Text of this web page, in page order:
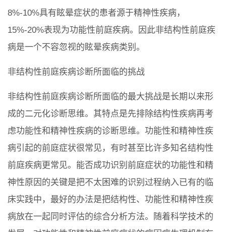
8%-10%具有眩晕症状的患者源于精神性疾病，
15%-20%表现为功能性前庭疾病。因此非结构性前庭疾
病是一个不容忽视的眩晕疾病类别。
非结构性前庭疾病诊断所面临的挑战
非结构性前庭疾病诊断所面临的最大挑战是长期以来形
成的二元化诊断思维。其特点是先排除结构性疾病再考
虑功能性和精神性疾病的诊断思维。功能性和精神性疾
病引起的前庭症状很常见，有时甚至比许多知名结构性
前庭疾病更常见。能否成功识别前庭症状的功能性和精
神性原因的关键是把不太困难的识别过程纳入已有的临
床实践中，最好的办法是把结构性、功能性和精神性疾
病放在一起同时评估的综合分析方法。随着科学技术的